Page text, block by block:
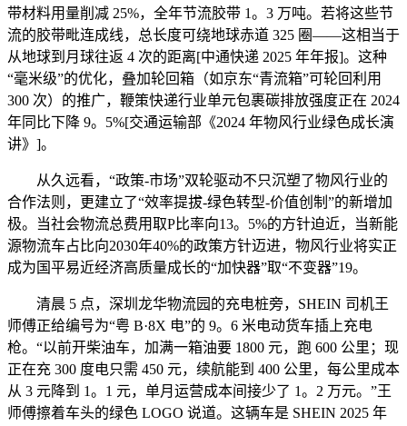
带材料用量削减 25%，全年节流胶带 1。3 万吨。若将这些节
流的胶带毗连成线，总长度可绕地球赤道 325 圈——这相当于
从地球到月球往返 4 次的距离[中通快递 2025 年年报]。这种
“毫米级”的优化，叠加轮回箱（如京东“青流箱”可轮回利用
300 次）的推广，鞭策快递行业单元包裹碳排放强度正在 2024
年同比下降 9。5%[交通运输部《2024 年物风行业绿色成长演
讲》]。
从久远看，“政策-市场”双轮驱动不只沉塑了物风行业的
合作法则，更建立了“效率提拔-绿色转型-价值创制”的新增加
极。当社会物流总费用取P比率向13。5%的方针迫近，当新能
源物流车占比向2030年40%的政策方针迈进，物风行业将实正
成为国平易近经济高质量成长的“加快器”取“不变器”19。
清晨 5 点，深圳龙华物流园的充电桩旁，SHEIN 司机王
师傅正给编号为“粤 B·8X 电”的 9。6 米电动货车插上充电
枪。“以前开柴油车，加满一箱油要 1800 元，跑 600 公里；现
正在充 300 度电只需 450 元，续航能到 400 公里，每公里成本
从 3 元降到 1。1 元，单月运营成本间接少了 1。2 万元。”王
师傅擦着车头的绿色 LOGO 说道。这辆车是 SHEIN 2025 年